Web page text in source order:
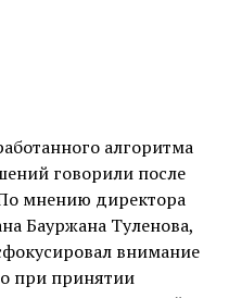
алгоритма
говорили после
мнению директора
Бауржана Туленова,
внимание
при принятии